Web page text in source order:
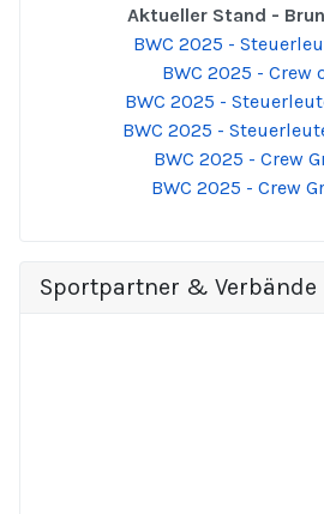
Aktueller Stand -
BWC 2025 -
BWC 2025 - Crew
BWC 2025 -
BWC 2025 -
BWC 2025 - Crew
BWC 2025 - Crew
Sportpartner & Verbände